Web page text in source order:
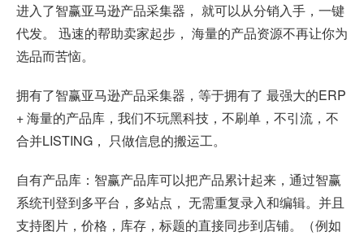
进入了智赢亚马逊产品采集器， 就可以从分销入手，一键
代发。 迅速的帮助卖家起步， 海量的产品资源不再让你为
选品而苦恼。
拥有了智赢亚马逊产品采集器，等于拥有了 最强大的ERP
+ 海量的产品库，我们不玩黑科技，不刷单，不引流，不
合并LISTING， 只做信息的搬运工。
自有产品库：智赢产品库可以把产品累计起来，通过智赢
系统刊登到多平台，多站点， 无需重复录入和编辑。并且
支持图片，价格，库存，标题的直接同步到店铺。（例如